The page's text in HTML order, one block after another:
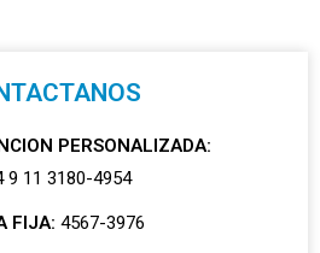
PERSONALIZADA:
9 11 3180-4954
FIJA: 4567-3976